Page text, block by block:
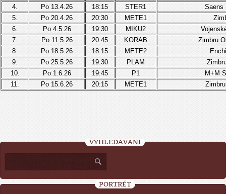
4.
Po 13.4.26 18:15 STER1
Saens
5.
Po 20.4.26 20:30 METE1
6.
Po 4.5.26 19:30 MIKU2
7.
Po 11.5.26 20:45 KORAB
Zimbru
8.
Po 18.5.26 18:15 METE2
9.
Po 25.5.26 19:30 PLAM
10.
Po 1.6.26 19:45 P1
M+M
11.
Po 15.6.26 20:15 METE1
VYHLEDÁVÁNÍ
PORTRÉT